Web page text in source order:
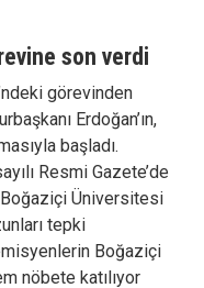
son verdi
görevinden
Erdoğan’ın,
başladı.
Resmi Gazete’de
Boğaziçi Üniversitesi
tepki
Boğaziçi
nöbete katılıyor